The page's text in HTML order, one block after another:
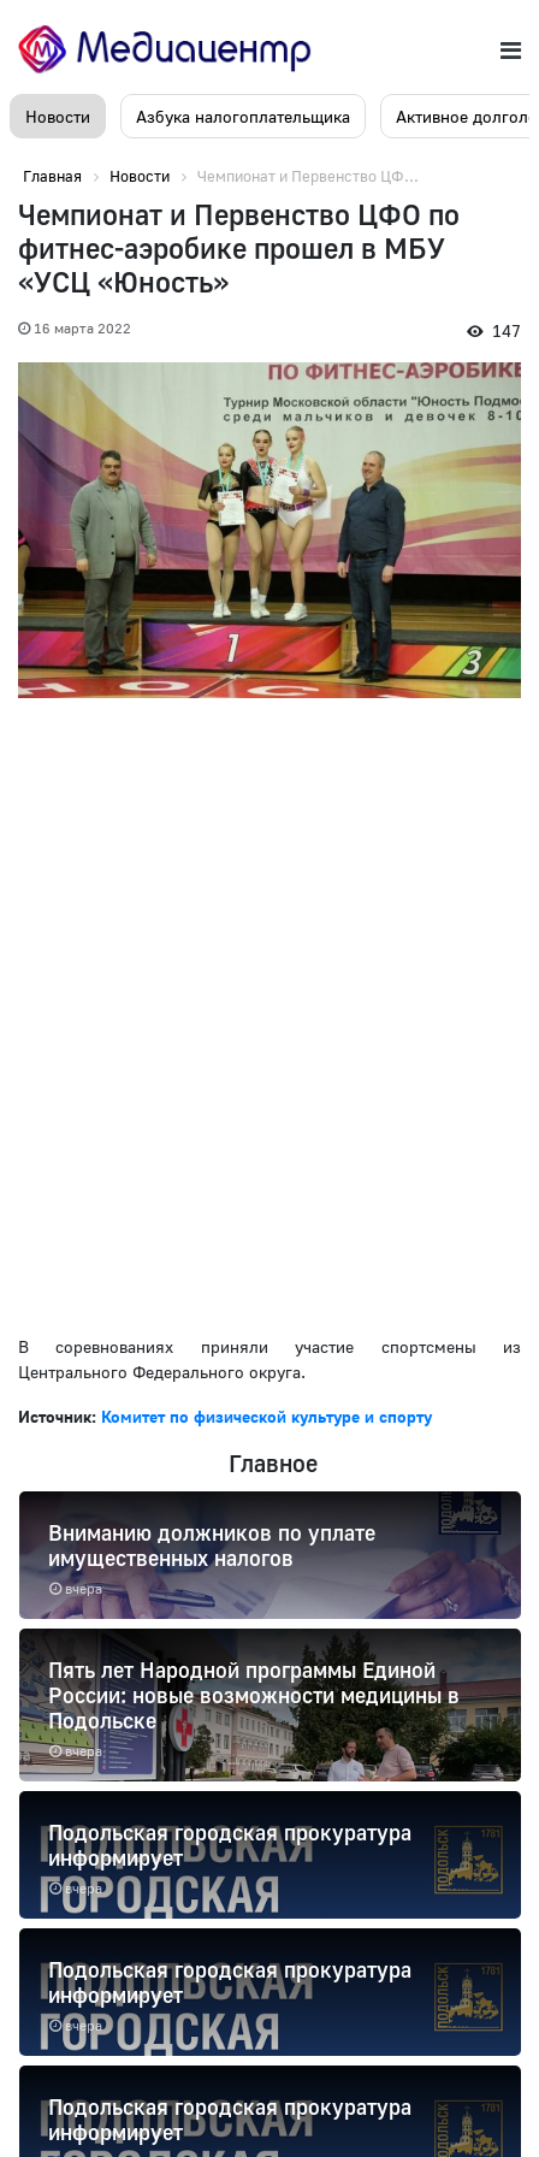
Новости Азбука налогоплательщика Активное
Главная Новости Чемпионат и Первенство ЦФ...
Чемпионат и Первенство ЦФО по
фитнес-аэробике прошел в МБУ
«УСЦ «Юность»
16 марта 2022 147
В соревнованиях приняли участие спортсмены из
Центрального Федерального округа.
Источник: Комитет по физической культуре и спорту
Главное
вчера
Вниманию должников по уплате
имущественных налогов
вчера
Пять лет Народной программы Единой
России: новые возможности медицины в
Подольске
вчера
Подольская городская прокуратура
информирует
вчера
Подольская городская прокуратура
информирует
Подольская городская прокуратура
информирует